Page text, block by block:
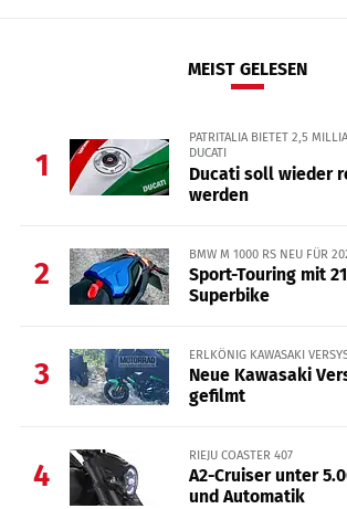
MEIST GELESEN
1
PATRITALIA BIETET 2,5
DUCATI
Ducati soll wieder
werden
2
BMW M 1000 RS NEU FÜR
Sport-Touring mit
Superbike
3
ERLKÖNIG KAWASAKI
Neue Kawasaki
gefilmt
4
RIEJU COASTER 407
A2-Cruiser unter
und Automatik